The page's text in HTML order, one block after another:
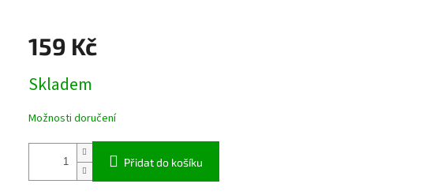
159 Kč
cena:
Skladem
Možnosti doručení
Přidat do košíku